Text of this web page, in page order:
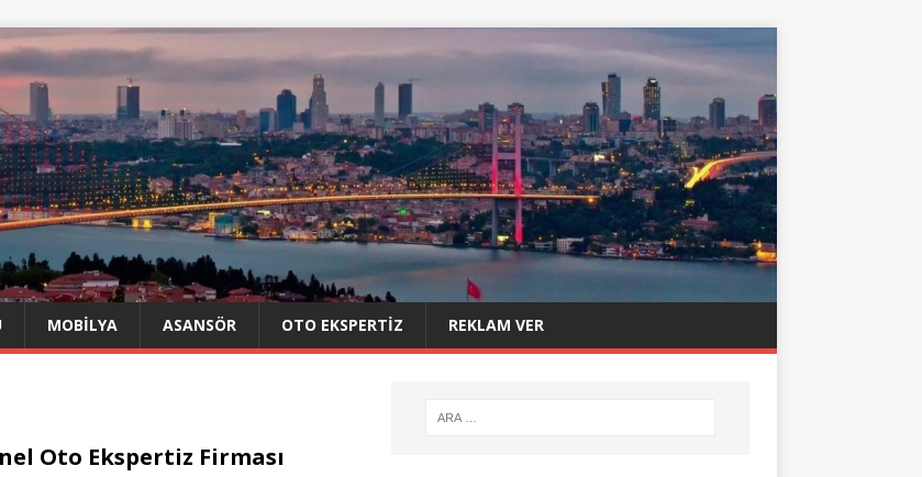
MOBILYA ASANSÖR OTO EKSPERTIZ REKLAM VER
Oto Ekspertiz Firması